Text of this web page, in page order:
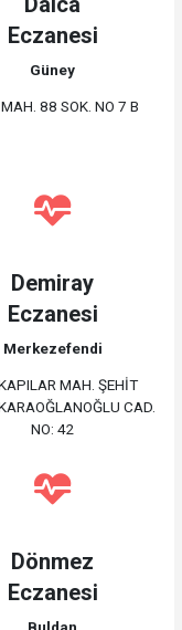
Eczanesi
Güney
88 SOK. NO 7 B
Demiray
Eczanesi
Merkezefendi
MAH. ŞEHİT
CAD.
NO: 42
Dönmez
Eczanesi
Buldan